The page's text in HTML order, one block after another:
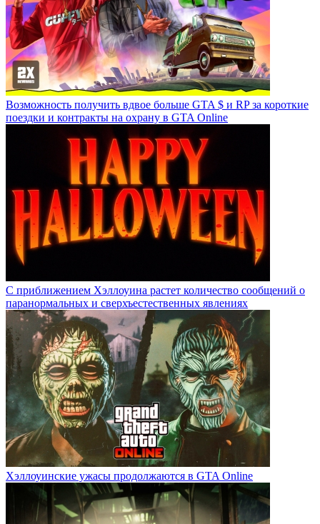
Возможность получить вдвое больше GTA $ и RP за короткие
поездки и контракты на охрану в GTA Online
С приближением Хэллоуина растет количество сообщений о
паранормальных и сверхъестественных явлениях
Хэллоуинские ужасы продолжаются в GTA Online